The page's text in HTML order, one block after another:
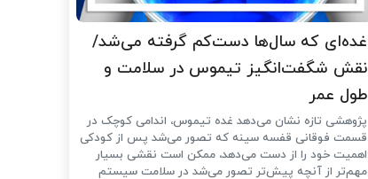
غده‌ای که سال‌ها دست‌کم گرفته می‌شد/
نقش شگفت‌انگیز تیموس در سلامت و
طول عمر
پژوهشی تازه نشان می‌دهد غده تیموس، اندامی کوچک در
قسمت فوقانی قفسه سینه که تصور می‌شد پس از کودکی
اهمیت خود را از دست می‌دهد، ممکن است نقشی بسیار
مهم‌تر از آنچه پیش‌تر تصور می‌شد در سلامت سیستم